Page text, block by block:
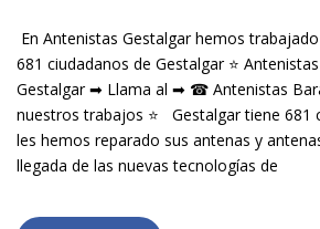
En Antenistas Gestalgar hemos
681 ciudadanos de Gestalgar ⭐
Gestalgar ➡ Llama al ➡ ☎ Antenistas
nuestros trabajos ⭐ Gestalgar tiene 681
les hemos reparado sus antenas y
llegada de las nuevas tecnologías de